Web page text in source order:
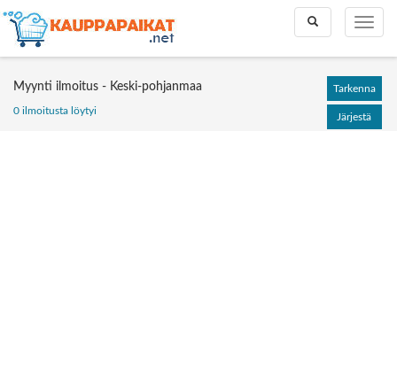
Toggle
Toggle
search
Myynti ilmoitus - Keski-pohjanmaa
0 ilmoitusta löytyi
Tarkenna
Järjestä